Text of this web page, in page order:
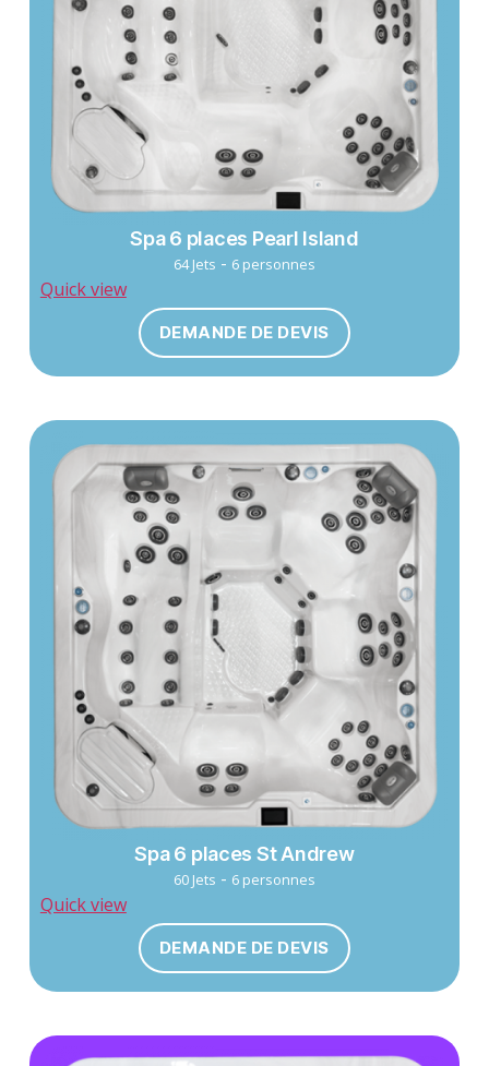
Spa 6 places Pearl Island
64 Jets - 6 personnes
Quick view
DEMANDE DE DEVIS
Spa 6 places St Andrew
60 Jets - 6 personnes
Quick view
DEMANDE DE DEVIS